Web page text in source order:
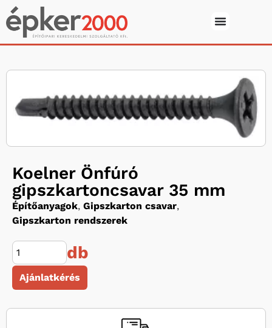
Koelner Önfúró
gipszkartoncsavar 35 mm
Építőanyagok, Gipszkarton csavar,
Gipszkarton rendszerek
db
Ajánlatkérés